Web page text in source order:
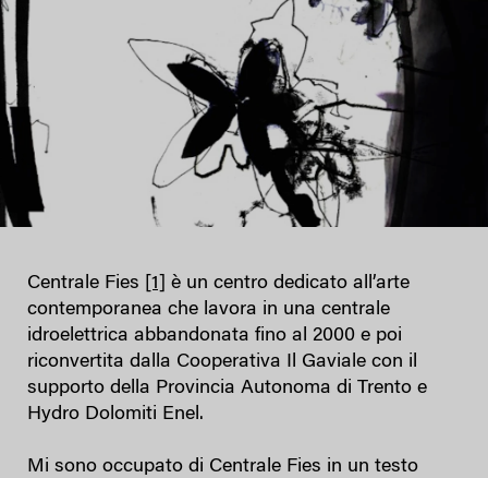
Centrale Fies [1]
è un centro dedicato all’arte
contemporanea che lavora in una centrale
idroelettrica abbandonata fino al 2000 e poi
riconvertita dalla Cooperativa Il Gaviale con il
supporto della Provincia Autonoma di Trento e
Hydro Dolomiti Enel.
Mi sono occupato di Centrale Fies in un testo